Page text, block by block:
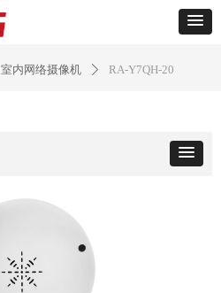
室内网络摄像机 ꄲ RA-Y7QH-20